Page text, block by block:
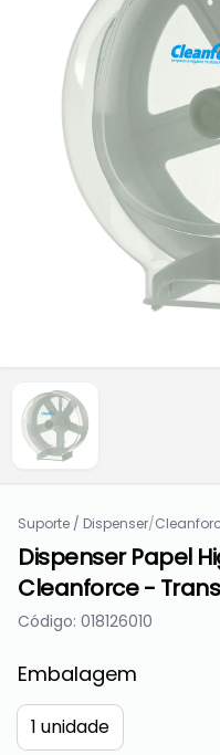
Suporte / Dispenser/
Dispenser Papel
Cleanforce -
Código: 018126010
Embalagem
1 unidade